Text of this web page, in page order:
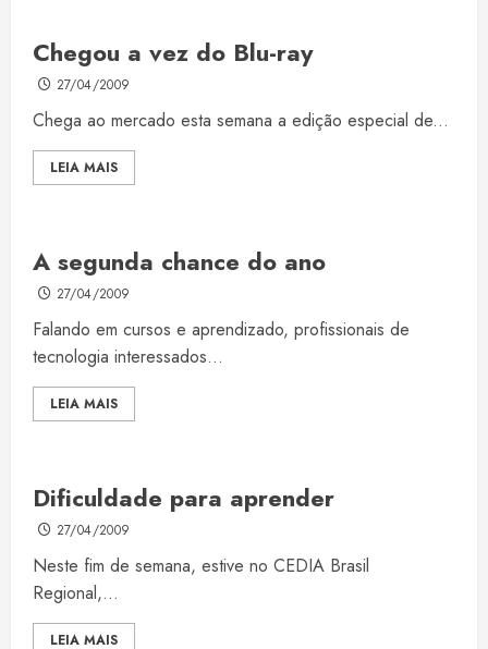
Chegou a vez do Blu-ray
27/04/2009
Chega ao mercado esta semana a edição especial de...
LEIA MAIS
A segunda chance do ano
27/04/2009
Falando em cursos e aprendizado, profissionais de
tecnologia interessados...
LEIA MAIS
Dificuldade para aprender
27/04/2009
Neste fim de semana, estive no CEDIA Brasil
Regional,...
LEIA MAIS